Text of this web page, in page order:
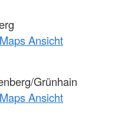
Ansicht
Grünhain
Ansicht